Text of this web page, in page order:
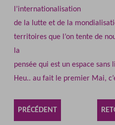
l’internationalisation
de la lutte et de la
territoires que l’on tente de
la
pensée qui est un espace sans
Heu.. au fait le premier Mai,
PRÉCÉDENT